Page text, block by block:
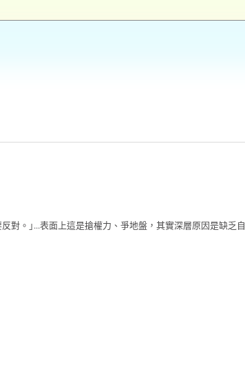
對。｣...表面上這是搶權力、爭地盤，其實深層原因是缺乏自